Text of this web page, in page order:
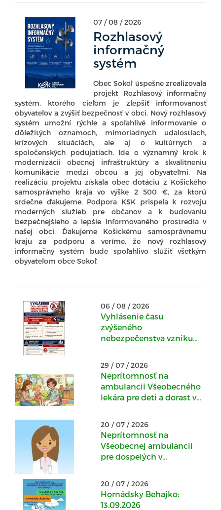
07 / 08 / 2026
Rozhlasový
informačný
systém
Obec Sokoľ úspešne zrealizovala
projekt Rozhlasový informačný
systém, ktorého cieľom je zlepšiť informovanosť
obyvateľov a zvýšiť bezpečnosť v obci. Nový rozhlasový
systém umožní rýchle a spoľahlivé informovanie o
dôležitých oznamoch, mimoriadnych udalostiach,
krízových situáciách, ale aj o kultúrnych a
spoločenských podujatiach. Ide o významný krok k
modernizácii obecnej infraštruktúry a skvalitneniu
komunikácie medzi obcou a jej obyvateľmi. Na
realizáciu projektu získala obec dotáciu z Košického
samosprávneho kraja vo výške 2 500 €, za ktorú
srdečne ďakujeme. Podpora KSK prispela k rozvoju
moderných služieb pre občanov a k budovaniu
bezpečnejšieho a lepšie informovaného prostredia v
našej obci. Ďakujeme Košickému samosprávnemu
kraju za podporu a veríme, že nový rozhlasový
informačný systém bude spoľahlivo slúžiť všetkým
obyvateľom obce Sokoľ.
06 / 08 / 2026
Vyhlásenie času
zvýšeného
nebezpečenstva vzniku
29 / 07 / 2026
Neprítomnosť na
ambulancii Všeobecného
lekára pre deti a dorast v
04.08.2026
20 / 07 / 2026
Neprítomnosť na
Všeobecnej ambulancii
pre dospelých v
22.07.2026
20 / 07 / 2026
Hornádsky Behajko:
13.09.2026